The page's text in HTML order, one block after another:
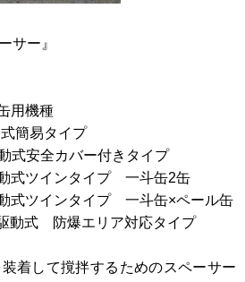
サー』
用機種
簡易タイプ
式安全カバー付きタイプ
式ツインタイプ 一斗缶2缶
式ツインタイプ 一斗缶×ペール缶
動式 防爆エリア対応タイプ
装着して撹拌するためのスペーサー